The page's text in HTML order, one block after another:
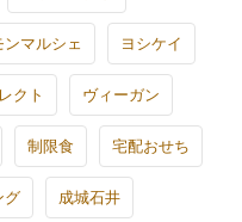
ンマルシェ ヨシケイ
クト ヴィーガン
制限食 宅配おせち
グ 成城石井